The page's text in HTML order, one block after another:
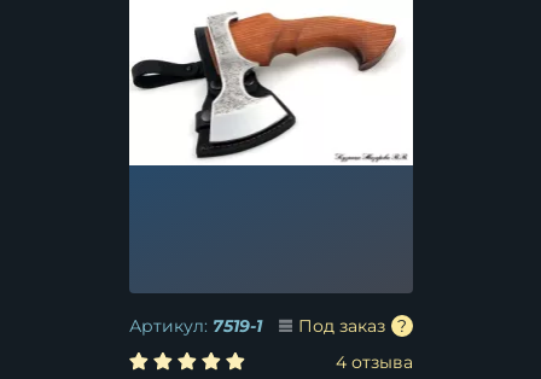
Артикул: 7519-1
Под заказ
4 отзыва